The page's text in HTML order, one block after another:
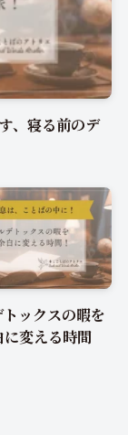
、寝る前のデ
ックスの暇を
変える時間